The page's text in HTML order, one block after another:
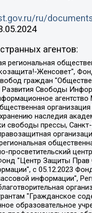
ru/
агентов:
лицо, зарегистрированное в Латвийской Республике, SIA "Medusa Project" (регистрационный номер 40103797863, дата регистрации 10.06.2014), Некоммерческая организация "Фонд по борьбе с коррупцией", Автономная некоммерческая организация "Институт права и публичной политики", Баданин Роман Сергеевич, Гликин Максим Александрович, Железнова Мария Михайловна, Лукьянова Юлия Сергеевна, Маетная Елизавета Витальевна, Маняхин Петр Борисович, Чуракова Ольга Владимировна, Ярош Юлия Петровна, Юридическое лицо "The Insider SIA", зарегистрированное в Риге, Латвийская Республика (дата регистрации 26.06.2015), являющееся администратором доменного имени интернет-издания "The Insider SIA", https://theins.ru, Постернак Алексей Евгеньевич, Рубин Михаил Аркадьевич, Анин Роман Александрович, Юридическое лицо Istories fonds, зарегистрированное в Латвийской Республике (регистрационный номер 50008295751, дата регистрации 24.02.2020), Великовский Дмитрий Александрович, Долинина Ирина Николаевна, Мароховская Алеся Алексеевна, Шлейнов Роман Юрьевич, Шмагун Олеся Валентиновна, Общество с ограниченной ответственностью "Альтаир 2021", Общество с ограниченной ответственностью "Вега 2021", Общество с ограниченной ответственностью "Главный редактор 2021", Общество с ограниченной ответственностью "Ромашки монолит", Важенков Артем Валерьевич, Ивановская областная общественная организация "Центр гендерных исследований", Гурман Юрий Альбертович, Медиапроект "ОВД-Инфо", Егоров Владимир Владимирович, Жилинский Владимир Александрович, Общество с ограниченной ответственностью "ЗП", Иванова София Юрьевна, Карезина Инна Павловна, Кильтау Екатерина Викторовна, Петров Алексей Викторович, Пискунов Сергей Евгеньевич, Смирнов Сергей Сергеевич, Тихонов Михаил Сергеевич, Общество с ограниченной ответственностью "ЖУРНАЛИСТ-ИНОСТРАННЫЙ АГЕНТ", Арапова Галина Юрьевна, Вольтская Татьяна Анатольевна, Американская компания "Mason G.E.S. Anonymous Foundation" (США), являющаяся владельцем интернет-издания https://mnews.world/, Компания "Stichting Bellingcat", зарегистрированная в Нидерландах (дата регистрации 11.07.2018), Захаров Андрей Вячеславович, Клепиковская Екатерина Дмитриевна, Общество с ограниченной ответственностью "МЕМО", Перл Роман Александрович, Симонов Евгений Алексеевич, Соловьева Елена Анатольевна, Сотников Даниил Владимирович, Сурначева Елизавета Дмитриевна, Автономная некоммерческая организация по защите прав человека и информированию населения "Якутия – Наше Мнение", Общество с ограниченной ответственностью "Москоу диджитал медиа", с 26.01.2023 Общество с ограниченной ответственностью "Чайка Белые сады", Ветошкина Валерия Валерьевна, Заговора Максим Александрович, Межрегиональное общественное движение "Российская ЛГБТ - сеть", Оленичев Максим Владимирович, Павлов Иван Юрьевич, Скворцова Елена Сергеевна, Общество с ограниченной ответственностью "Как бы инагент", Кочетков Игорь Викторович, Общество с ограниченной ответственностью "Честные выборы", Еланчик Олег Александрович, Общество с ограниченной ответственностью "Нобелевский призыв", Гималова Регина Эмилевна, Григорьев Андрей Валерьевич, Григорьева Алина Александровна, Ассоциация по содействию защите прав призывников, альтернативнослужащих и военнослужащих "Правозащитная группа "Гражданин.Армия.Право", Хисамова Регина Фаритовна, Автономная некоммерческая организация по реализации социально-правовых программ "Лилит", Дальневосточное общественное движение "Маяк", Санкт-Петербургская ЛГБТ-инициативная группа "Выход", Инициативная группа ЛГБТ+ "Реверс", Алексеев Андрей Викторович, Бекбулатова Таисия Львовна, Беляев Иван Михайлович, Владыкина Елена Сергеевна, Гельман Марат Александрович, Никульшина Вероника Юрьевна, Толоконникова Надежда Андреевна, Шендерович Виктор Анатольевич, Общество с ограниченной ответственностью "Данное сообщение", Общество с ограниченной ответственностью Издательский дом "Новая глава", Айнбиндер Александра Александровна, Московский комьюнити-центр для ЛГБТ+инициатив, Благотворительный фонд развития филантропии, Deutsche Welle (Германия, Kurt-Schumacher-Strasse 3, 53113 Bonn), Борзунова Мария Михайловна, Воробьев Виктор Викторович, Голубева Анна Львовна, Константинова Алла Михайловна, Малкова Ирина Владимировна, Мурадов Мурад Абдулгалимович, Осетинская Елизавета Николаевна, Понасенков Евгений Николаевич, Ганапольский Матвей Юрьевич, Киселев Евгений Алексеевич, Борухович Ирина Григорьевна, Дремин Иван Тимофеевич, Дубровский Дмитрий Викторович, Красноярская региональная общественная организация поддержки и развития альтернативных образовательных технологий и межкультурных коммуникаций "ИНТЕРРА", Маяковская Екатерина Алексеевна, Фейгин Марк Захарович, Филимонов Андрей Викторович, Дзугкоева Регина Николаевна, Доброхотов Роман Александрович, Дудь Юрий Александрович, Елкин Сергей Владимирович, Кругликов Кирилл Игоревич, Сабунаева Мария Леонидовна, Семенов Алексей Владимирович, Шаинян Карен Багратович, Шульман Екатерина Михайловна, Асафьев Артур Валерьевич, Вахштайн Виктор Семенович, Венедиктов Алексей Алексеевич, Лушникова Екатерина Евгеньевна, Волков Леонид Михайлович, Невзоров Александр Глебович, Пархоменко Сергей Борисович, Сироткин Ярослав Николаевич, Кара-Мурза Владимир Владимирович, Баранова Наталья Владимировна, Гозман Леонид Яковлевич, Кагарлицкий Борис Юльевич, Климарев Михаил Валерьевич, Милов Владимир Станиславович, Автономная некоммерческая организация Краснодарский центр современного искусства "Типография", Моргенштерн Алишер Тагирович,